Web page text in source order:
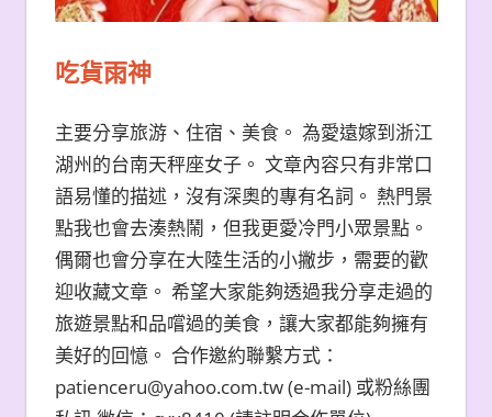
吃貨雨神
主要分享旅游、住宿、美食。 為愛遠嫁到浙江
湖州的台南天秤座女子。 文章內容只有非常口
語易懂的描述，沒有深奧的專有名詞。 熱門景
點我也會去湊熱鬧，但我更愛冷門小眾景點。
偶爾也會分享在大陸生活的小撇步，需要的歡
迎收藏文章。 希望大家能夠透過我分享走過的
旅遊景點和品嚐過的美食，讓大家都能夠擁有
美好的回憶。 合作邀約聯繫方式：
patienceru@yahoo.com.tw (e-mail) 或粉絲團